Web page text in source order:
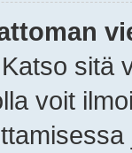
sitä
voit